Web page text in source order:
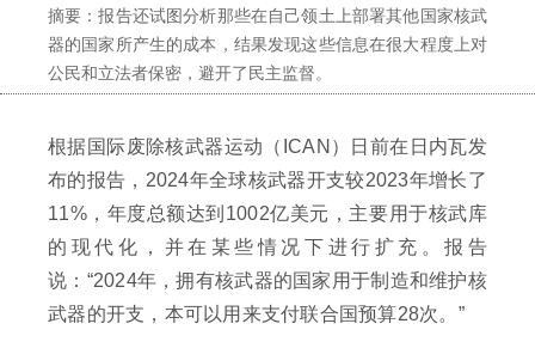
摘要：报告还试图分析那些在自己领土上部署其他国家核武
器的国家所产生的成本，结果发现这些信息在很大程度上对
公民和立法者保密，避开了民主监督。
根据国际废除核武器运动（ICAN）日前在日内瓦发
布的报告，2024年全球核武器开支较2023年增长了
11%，年度总额达到1002亿美元，主要用于核武库
的现代化，并在某些情况下进行扩充。报告
说：“2024年，拥有核武器的国家用于制造和维护核
武器的开支，本可以用来支付联合国预算28次。”